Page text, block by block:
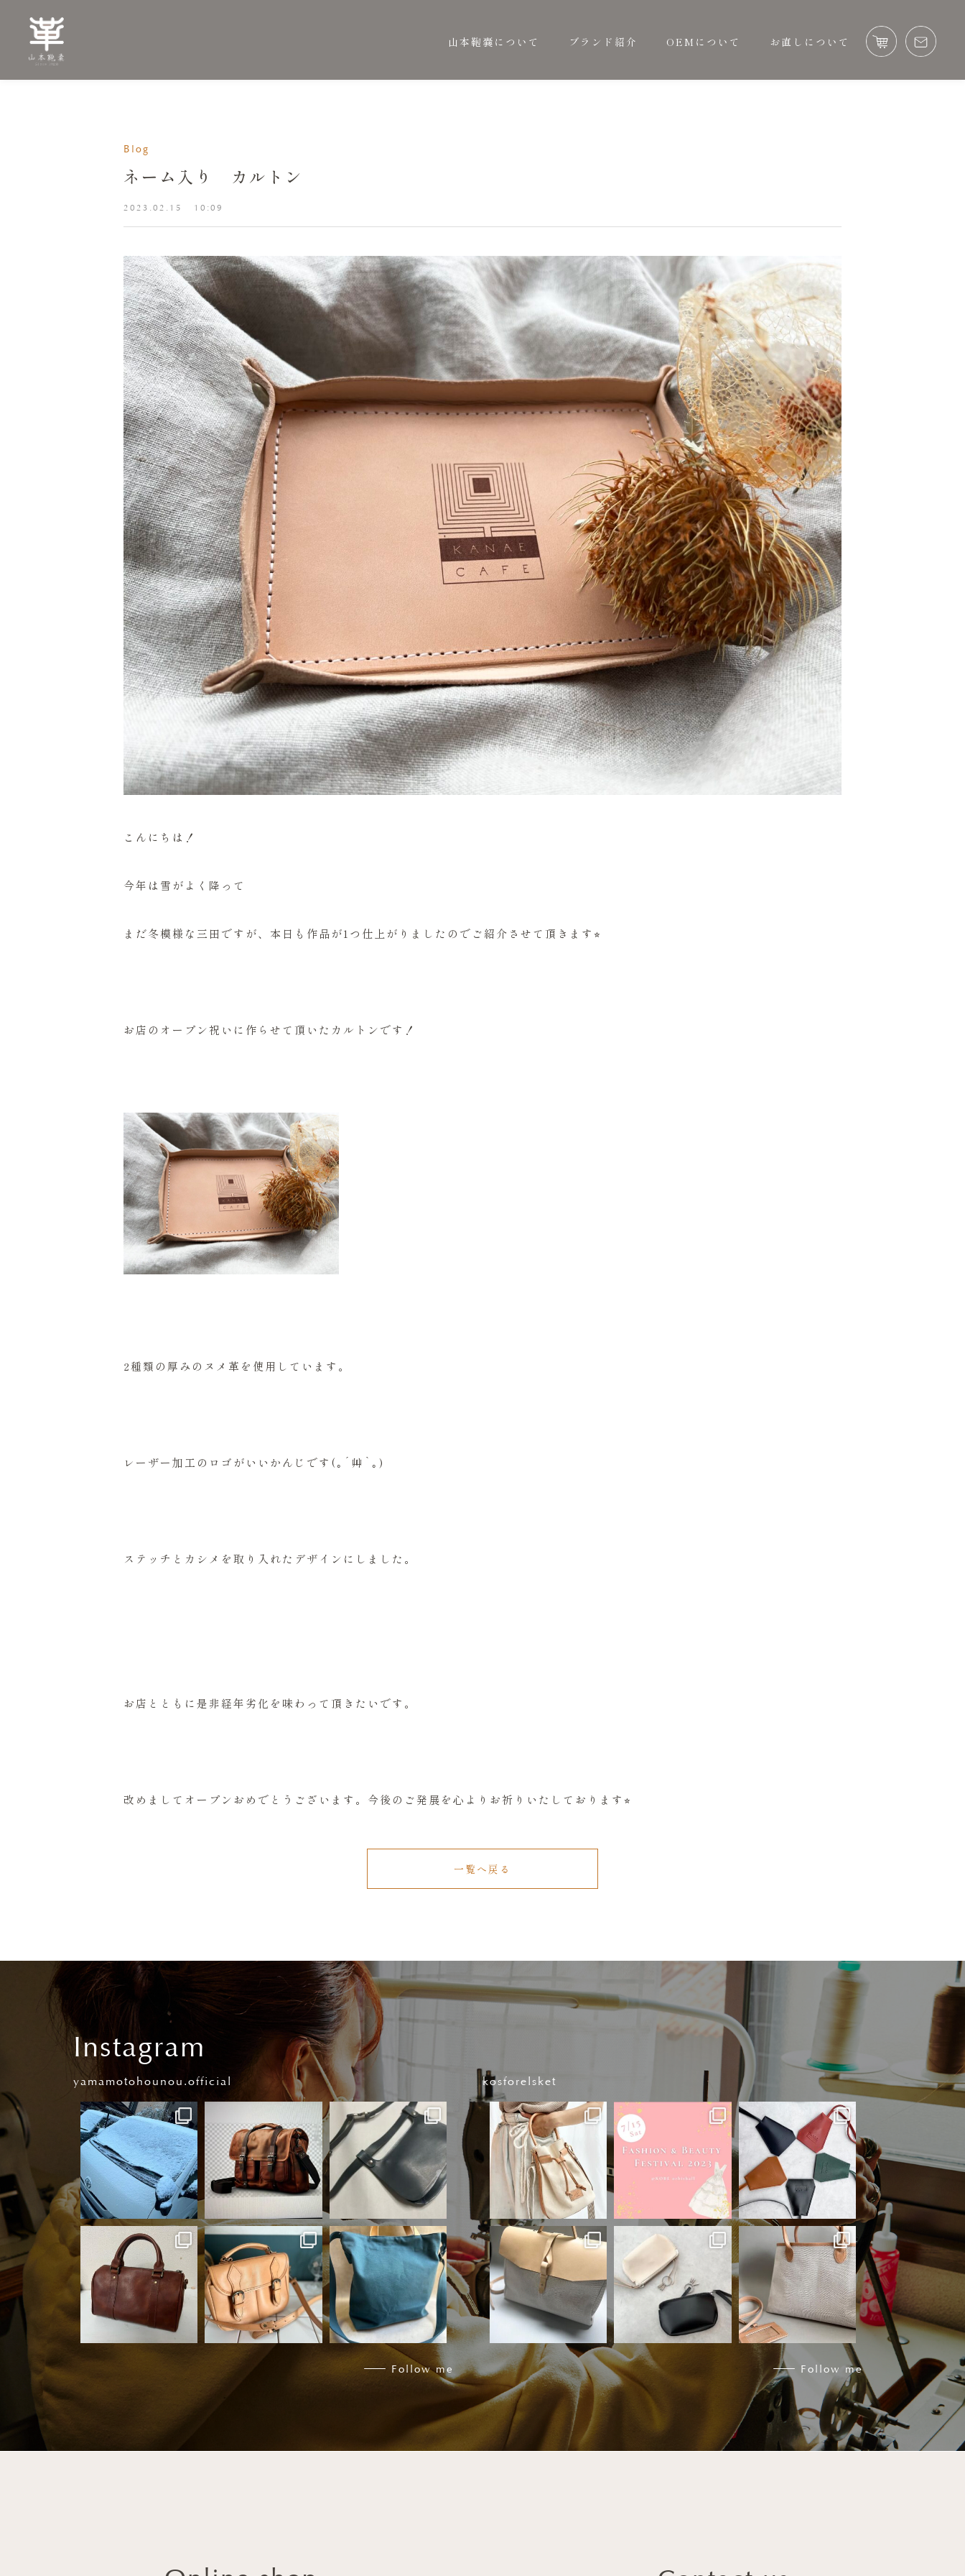
山本鞄嚢について ブランド紹介 OEMについて お直しについて
山本鞄嚢について ブランド紹介 OEMについて お直しについて
Blog
ネーム入り カルトン
2023.02.15 10:09
こんにちは！
今年は雪がよく降って
まだ冬模様な三田ですが、本日も作品が1つ仕上がりましたのでご紹介させて頂きます⭐︎
お店のオープン祝いに作らせて頂いたカルトンです！
2種類の厚みのヌメ革を使用しています。
レーザー加工のロゴがいいかんじです(｡´艸`｡)
ステッチとカシメを取り入れたデザインにしました。
お店とともに是非経年劣化を味わって頂きたいです。
改めましてオープンおめでとうございます。今後のご発展を心よりお祈りいたしております⭐︎
一覧へ戻る
Instagram
yamamotohounou.official
yamamotohounou.o
fficial
3月 20
fficial
yamamotohounou.o
fficial
9月 29
yamamotohounou.o
fficial
9月 19
yamamotohounou.o
fficial
8月 22
yamamotohounou.o
fficial
8月 4
Follow me
kosforelsket
kosforelsket
8月 18
kosforelsket
7月 15
kosforelsket
6月 23
kosforelsket
6月 6
kosforelsket
5月 30
kosforelsket
5月 20
Follow me